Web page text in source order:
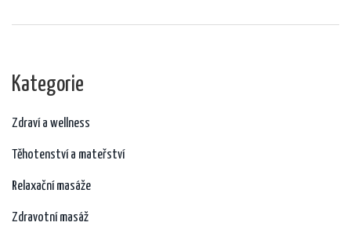
Kategorie
Zdraví a wellness
Těhotenství a mateřství
Relaxační masáže
Zdravotní masáž